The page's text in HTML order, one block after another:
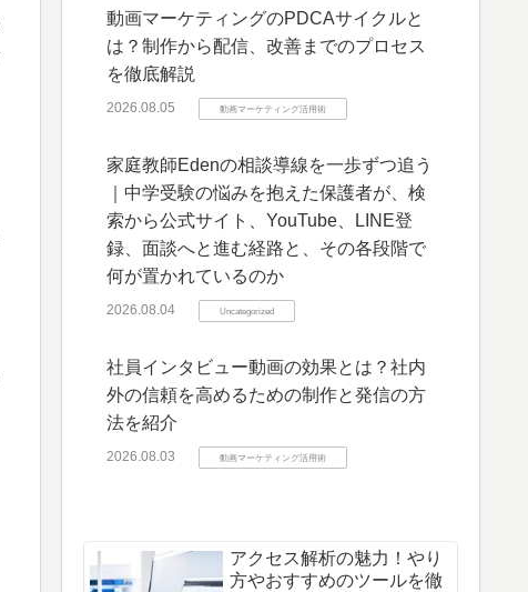
動画マーケティングのPDCAサイクルと
は？制作から配信、改善までのプロセス
を徹底解説
2026.08.05 動画マーケティング活用術
家庭教師Edenの相談導線を一歩ずつ追う
｜中学受験の悩みを抱えた保護者が、検
索から公式サイト、YouTube、LINE登
録、面談へと進む経路と、その各段階で
何が置かれているのか
2026.08.04 Uncategorized
社員インタビュー動画の効果とは？社内
外の信頼を高めるための制作と発信の方
法を紹介
2026.08.03 動画マーケティング活用術
アクセス解析の魅力！やり
方やおすすめのツールを徹